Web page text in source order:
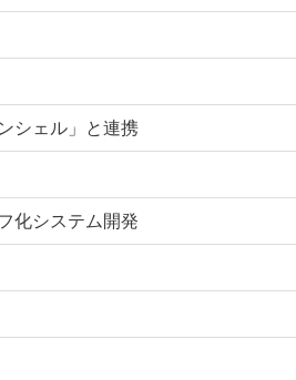
シェル」と連携
化システム開発